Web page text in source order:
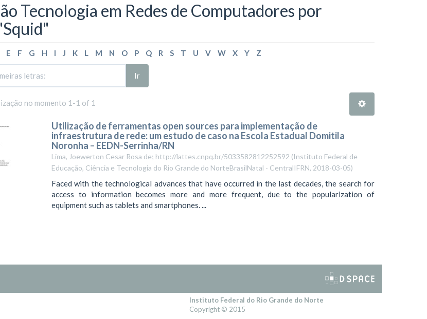
Tecnologia em Redes de Computadores por
E F G H I J K L M N O P Q R S T U V W X Y Z
Ir
no momento 1-1 of 1
Utilização de ferramentas open sources para implementação de
infraestrutura de rede: um estudo de caso na Escola Estadual Domitila
Noronha – EEDN-Serrinha/RN
Lima, Joewerton Cesar Rosa de; http://lattes.cnpq.br/5033582812252592 (Instituto Federal de
Educação, Ciência e Tecnologia do Rio Grande do NorteBrasilNatal - CentralIFRN, 2018-03-05)
Faced with the technological advances that have occurred in the last decades, the search for
access to information becomes more and more frequent, due to the popularization of
equipment such as tablets and smartphones. ...
Instituto Federal do Rio Grande do Norte
Copyright © 2015